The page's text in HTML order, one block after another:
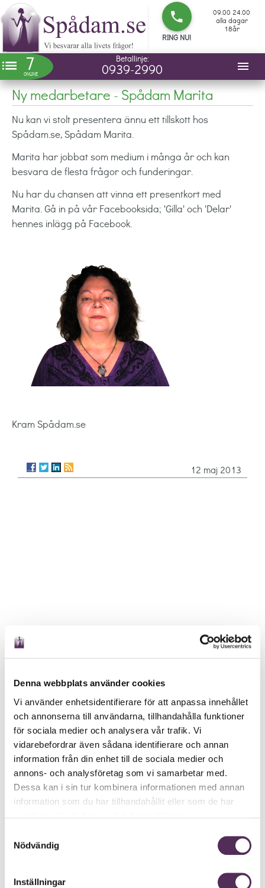
Denna webbplats använder cookies
Vi använder enhetsidentifierare för att anpassa innehållet
och annonserna till användarna, tillhandahålla funktioner
för sociala medier och analysera vår trafik. Vi
vidarebefordrar även sådana identifierare och annan
information från din enhet till de sociala medier och
annons- och analysföretag som vi samarbetar med.
Dessa kan i sin tur kombinera informationen med annan
information som du har tillhandahållit eller som de har
Nödvändig
Inställningar
phone
RING NU!
09.00 24.00
alla dagar
18år
list 7
ONLINE
Betallinje:
0939-2990 menu
Ny medarbetare - Spådam Marita
Nu kan vi stolt presentera ännu ett tillskott hos
Spådam.se, Spådam Marita.
Marita har jobbat som medium i många år och kan
besvara de flesta frågor och funderingar.
Nu har du chansen att vinna ett presentkort med
Marita. Gå in på vår Facebooksida; 'Gilla' och 'Delar'
hennes inlägg på Facebook.
Kram Spådam.se
12 maj 2013